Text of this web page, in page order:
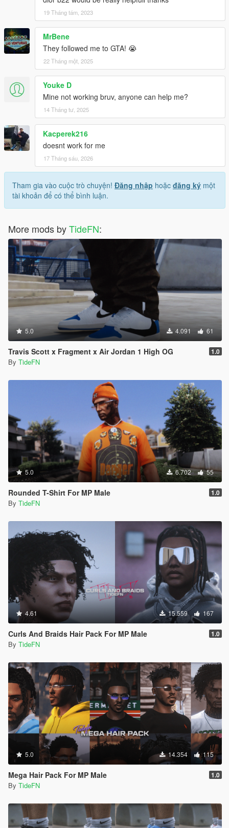
19 Tháng tám, 2023
MrBene
They followed me to GTA! 😭
22 Tháng một, 2025
Youke D
Mine not working bruv, anyone can help me?
14 Tháng tư, 2025
Kacperek216
doesnt work for me
17 Tháng sáu, 2026
Tham gia vào cuộc trò chuyện! Đăng nhập hoặc đăng ký một
tài khoản để có thể bình luận.
More mods byTideFN:
5.0 4.091 61
Travis Scott x Fragment x Air Jordan 1 High OG 1.0
By TideFN
5.0 6.702 55
Rounded T-Shirt For MP Male 1.0
By TideFN
4.61 15.559 167
Curls And Braids Hair Pack For MP Male 1.0
By TideFN
5.0 14.354 115
Mega Hair Pack For MP Male 1.0
By TideFN